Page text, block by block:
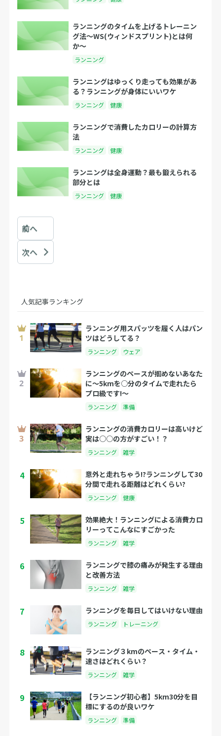
ランニングのタイムを上げるトレーニン
グ法〜WS(ウィンドスプリント)とは何
か〜
ランニング
ランニングはゆっくり走っても効果があ
る？ランニングが身体にいいワケ
ランニング 健康
ランニングで消費したカロリーの計算方
法
ランニング 健康
ランニングは全身運動？最も鍛えられる
部分とは
ランニング 健康
前へ
次へ
人気記事ランキング
ランニング用スパッツを履く人はパン
ツはどうしてる？
ランニング ウェア
ランニングのペースが掴めないあなた
に～5kmを○分のタイムで走れたら
プロ級です!～
ランニング 準備
ランニングの消費カロリーは高いけど
実は○○の方がすごい！？
ランニング 雑学
4
意外と走れちゃう!?ランニングして30
分間で走れる距離はどれくらい?
ランニング 健康
5
効果絶大！ランニングによる消費カロ
リーってこんなにすごかった
ランニング 雑学
6
ランニングで膝の痛みが発生する理由
と改善方法
ランニング 雑学
7 ランニングを毎日してはいけない理由
ランニング トレーニング
8
ランニング３kmのペース・タイム・
速さはどれくらい？
ランニング 雑学
9
【ランニング初心者】5km30分を目
標にするのが良いワケ
ランニング 準備